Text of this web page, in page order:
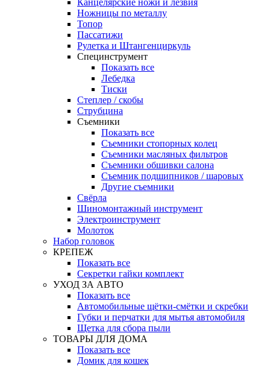
Канцелярские ножи и лезвия
Ножницы по металлу
Топор
Пассатижи
Рулетка и Штангенциркуль
Специнструмент
Показать все
Лебедка
Тиски
Степлер / скобы
Струбцина
Съемники
Показать все
Съемники стопорных колец
Съемники масляных фильтров
Съемники обшивки салона
Съемник подшипников / шаровых
Другие съемники
Свёрла
Шиномонтажный инструмент
Электроинструмент
Молоток
Набор головок
КРЕПЕЖ
Показать все
Секретки гайки комплект
УХОД ЗА АВТО
Показать все
Автомобильные щётки-смётки и скребки
Губки и перчатки для мытья автомобиля
Щетка для сбора пыли
ТОВАРЫ ДЛЯ ДОМА
Показать все
Домик для кошек